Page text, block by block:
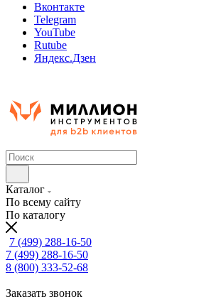
Вконтакте
Telegram
YouTube
Rutube
Яндекс.Дзен
Каталог
По всему сайту
По каталогу
7 (499) 288-16-50
7 (499) 288-16-50
8 (800) 333-52-68
Заказать звонок